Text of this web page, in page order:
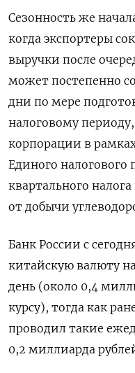
Сезонность же
когда экспортеры
выручки после
может постепенно
дни по мере
налоговому
корпорации в
Единого
квартального
от добычи
Банк России с
китайскую валюту
день (около 0,4
курсу), тогда как
проводил такие
0,2 миллиарда